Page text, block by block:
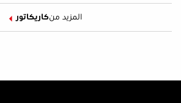
المزيد منكاريكاتور